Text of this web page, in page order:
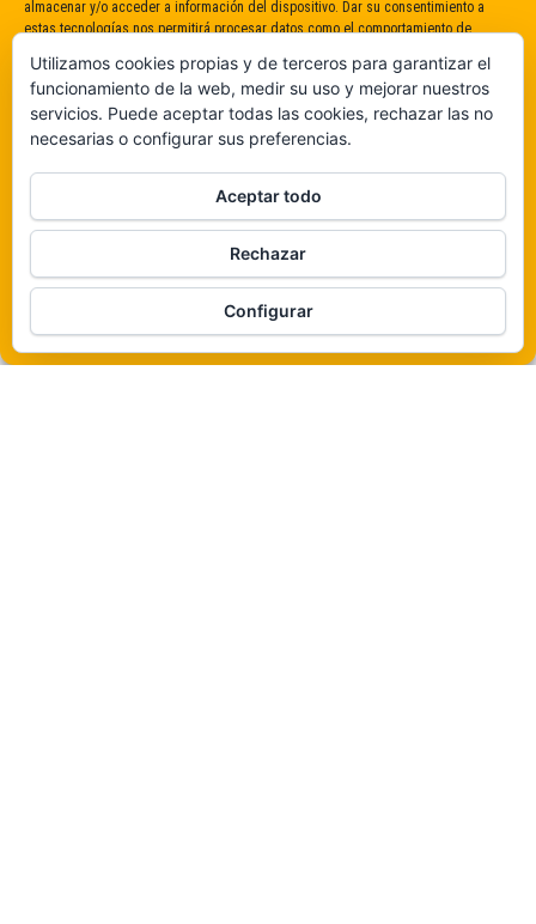
almacenar y/o acceder a información del dispositivo. Dar su consentimiento a
estas tecnologías nos permitirá procesar datos como el comportamiento de
consentimiento puede afectar negativamente a determinadas características y
funciones.
De ninguna manera
Veámos que hay aquí
Política de cookies
WordPress |Tema:
Utilizamos cookies propias y de terceros para garantizar el
funcionamiento de la web, medir su uso y mejorar nuestros
servicios. Puede aceptar todas las cookies, rechazar las no
necesarias o configurar sus preferencias.
Aceptar todo
Rechazar
Configurar